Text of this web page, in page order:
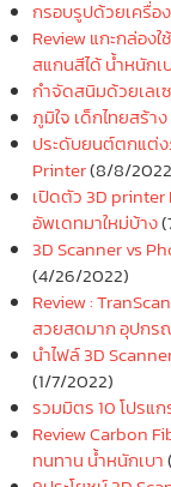
กรอบรูปด้วยเครื่อ
Review แกะกล่อง
สแกนสีได้ น้ำหนักเ
กำจัดสนิมด้วยเลเ
ภูมิใจ เด็กไทยสร้า
ประดับยนต์ตกแต่ง
Printer(8/8/
เปิดตัว 3D printer
อัพเดทมาใหม่บ้าง
3D Scanner vs
(4/26/2022)
Review :
สวยสดมาก อุปกร
นำไฟล์ 3D
(1/7/2022)
รวมมิตร 10 โปรแ
Review Carbon
ทนทาน น้ำหนักเบา